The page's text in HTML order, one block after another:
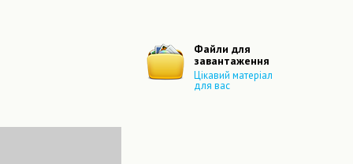
Файли для
завантаження
Цікавий матеріал
для вас